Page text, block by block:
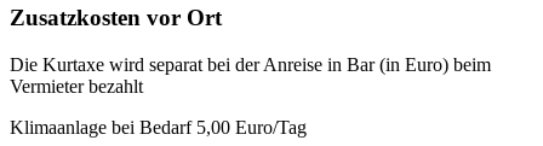
Zusatzkosten vor Ort
Die Kurtaxe wird separat bei der Anreise in Bar (in Euro) beim
Vermieter bezahlt
Klimaanlage bei Bedarf 5,00 Euro/Tag